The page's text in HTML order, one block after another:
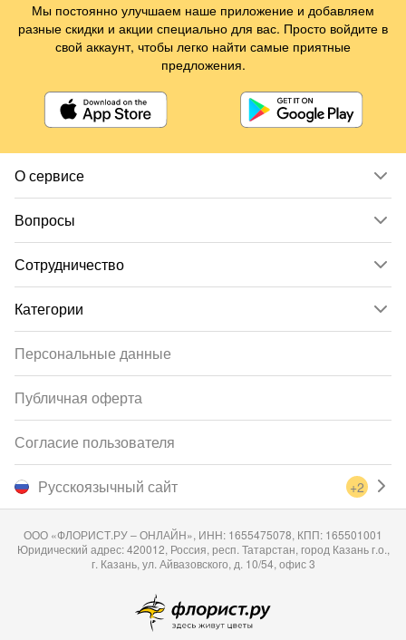
О сервисе
Вопросы
Сотрудничество
Категории
Русскоязычный сайт +2
Персональные данные
Публичная оферта
Согласие пользователя
ООО «ФЛОРИСТ.РУ – ОНЛАЙН», ИНН: 1655475078, КПП: 165501001
Юридический адрес: 420012, Россия, респ. Татарстан, город Казань г.о.,
г. Казань, ул. Айвазовского, д. 10/54, офис 3
Мы постоянно улучшаем наше приложение и добавляем
разные скидки и акции специально для вас. Просто войдите в
свой аккаунт, чтобы легко найти самые приятные
предложения.